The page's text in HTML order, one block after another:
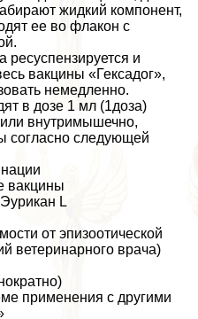
жидкий компонент,
ее во флакон с
и
вакцины «Гексадог»,
немедленно.
в дозе 1 мл (1доза)
внутримышечно,
согласно следующей
вакцины
L
от эпизоотической
ветеринарного врача)
применения с другими